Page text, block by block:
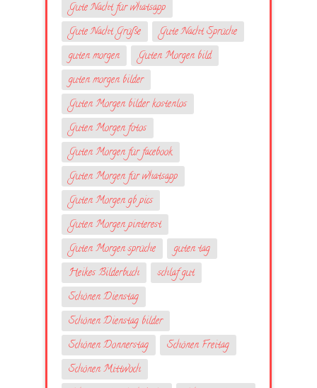
Gute Nacht für whatsapp
Gute Nacht Grüße
Gute Nacht Sprüche
guten morgen
Guten Morgen bild
guten morgen bilder
Guten Morgen bilder kostenlos
Guten Morgen fotos
Guten Morgen für facebook
Guten Morgen für whatsapp
Guten Morgen gb pics
Guten Morgen pinterest
Guten Morgen sprüche
guten tag
Heikes Bilderbuch
schlaf gut
Schönen Dienstag
Schönen Dienstag bilder
Schönen Donnerstag
Schönen Freitag
Schönen Mittwoch